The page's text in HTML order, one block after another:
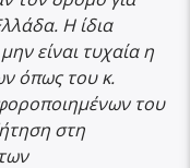
Η ίδια
είναι τυχαία η
όπως του κ.
του
στη